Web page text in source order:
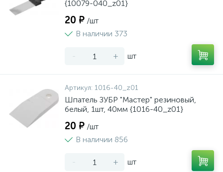
{10079-040_z01}
20 ₽ /шт
В наличии 373
- + шт
Артикул: 1016-40_z01
Шпатель ЗУБР "Мастер" резиновый,
белый, 1шт, 40мм {1016-40_z01}
20 ₽ /шт
В наличии 856
- + шт